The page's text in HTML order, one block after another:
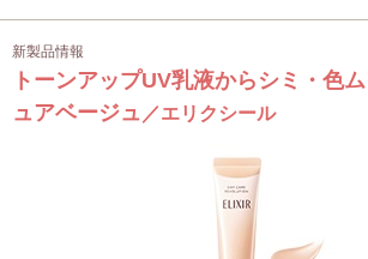
新製品情報
トーンアップUV乳液からシミ・色
ュアベージュ ／エリクシール